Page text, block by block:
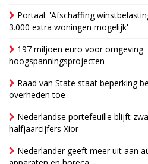
Portaal: 'Afschaffing
3.000 extra woningen mogelijk'
197 miljoen euro voor omgeving
hoogspanningsprojecten
Raad van State staat beperking
overheden toe
Nederlandse portefeuille blijft
halfjaarcijfers Xior
Nederlander geeft meer uit aan